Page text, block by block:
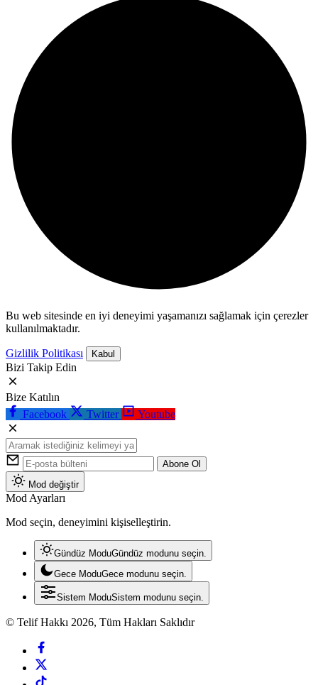
Bu web sitesinde en iyi deneyimi yaşamanızı sağlamak için çerezler
kullanılmaktadır.
Gizlilik Politikası Kabul
Bizi Takip Edin
Bize Katılın
Facebook
Twitter Youtube
Abone Ol
Mod değiştir
Mod Ayarları
Mod seçin, deneyimini kişiselleştirin.
Gündüz ModuGündüz modunu seçin.
Gece ModuGece modunu seçin.
Sistem ModuSistem modunu seçin.
© Telif Hakkı 2026, Tüm Hakları Saklıdır